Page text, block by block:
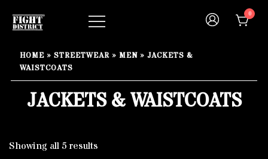
0
HOME » STREETWEAR » MEN » JACKETS &
WAISTCOATS
JACKETS & WAISTCOATS
Showing all 5 results